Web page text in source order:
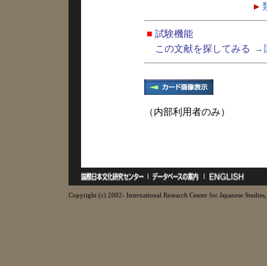
■ 試験機能
この文献を探してみる
→
（内部利用者のみ）
Copyright (c) 2002- International Research Center for Japanese